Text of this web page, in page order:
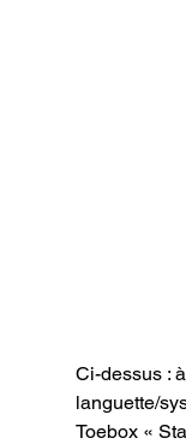
Ci-dessus :
languette/
Toebox «